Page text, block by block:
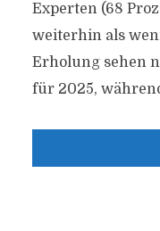
Experten (68
weiterhin als
Erholung sehen
für 2025,